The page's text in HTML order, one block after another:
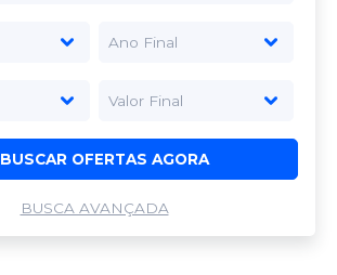
BUSCAR OFERTAS AGORA
BUSCA AVANÇADA